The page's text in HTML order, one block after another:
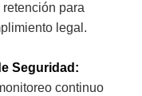
para
legal.
Seguridad:
continuo